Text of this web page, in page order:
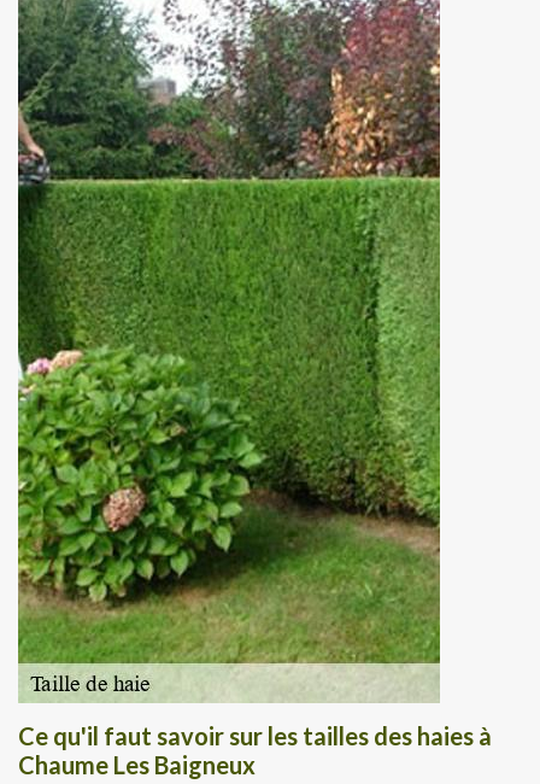
Ce qu'il faut savoir sur les tailles des haies à
Chaume Les Baigneux